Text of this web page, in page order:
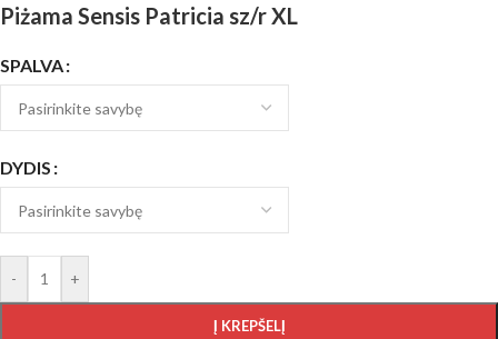
Piżama Sensis Patricia sz/r XL
SPALVA
DYDIS
- +
Į KREPŠELĮ